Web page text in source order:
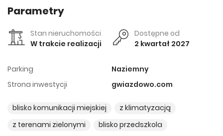
Parametry
Stan nieruchomości
W trakcie realizacji
Dostępne od
2 kwartał 2027
Parking
Naziemny
Strona inwestycji
gwiazdowo.com
blisko komunikacji miejskiej
z klimatyzacją
z terenami zielonymi
blisko przedszkola